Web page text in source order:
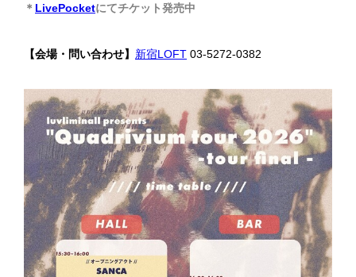
＊ LivePocketにてチケット発売中
【会場・問い合わせ】 新宿LOFT 03-5272-0382